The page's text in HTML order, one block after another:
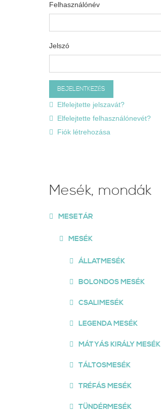
Felhasználónév
Jelszó
Elfelejtette jelszavát?
Elfelejtette felhasználónevét?
Fiók létrehozása
Mesék, mondák
MESETÁR
MESÉK
ÁLLATMESÉK
BOLONDOS MESÉK
CSALIMESÉK
LEGENDA MESÉK
MÁTYÁS KIRÁLY MESÉK
TÁLTOSMESÉK
TRÉFÁS MESÉK
TÜNDÉRMESÉK